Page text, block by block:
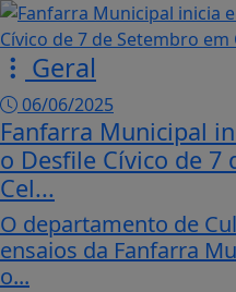
Geral
06/06/2025
Fanfarra Municipal
o Desfile Cívico de 7
Cel...
O departamento de
ensaios da Fanfarra
o...